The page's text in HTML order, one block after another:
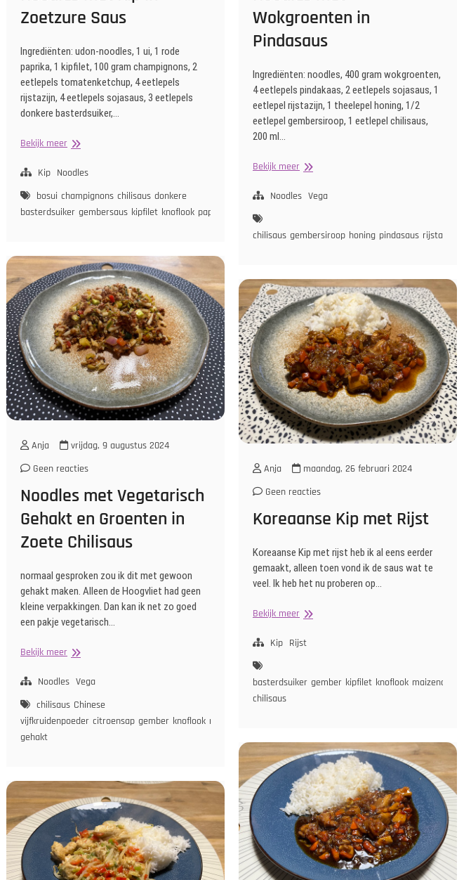
rijstazijn sesamolie sojasaus spitskool
Zoetzure Saus
Ingrediënten: udon-noodles, 1 ui, 1 rode
paprika, 1 kipfilet, 100 gram champignons, 2
eetlepels tomatenketchup, 4 eetlepels
rijstazijn, 4 eetlepels sojasaus, 3 eetlepels
donkere basterdsuiker,…
Bekijk meerNoodles
Kip
Zoetzure
Saus
Kip Noodles
bosui champignons chilisaus donkere
basterdsuiker gembersaus kipfilet knoflook paprika rijstazijn
Wokgroenten in
Pindasaus
Ingrediënten: noodles, 400 gram wokgroenten,
4 eetlepels pindakaas, 2 eetlepels sojasaus, 1
eetlepel rijstazijn, 1 theelepel honing, 1/2
eetlepel gembersiroop, 1 eetlepel chilisaus,
200 ml…
Bekijk meerNoodles
Wokgroenten
Noodles Vega
chilisaus gembersiroop honing pindasaus rijstazijn
sesamolie
Anja
vrijdag, 9 augustus 2024
Geen reacties
Noodles met Vegetarisch
Gehakt en Groenten in
Zoete Chilisaus
normaal gesproken zou ik dit met gewoon
gehakt maken. Alleen de Hoogvliet had geen
kleine verpakkingen. Dan kan ik net zo goed
een pakje vegetarisch…
Bekijk meerNoodles
Vegetarisch
en
Groenten
Noodles Vega
chilisaus Chinese
vijfkruidenpoeder citroensap gember knoflook rijstazijn
gehakt
Anja
maandag, 26 februari 2024
Geen reacties
Koreaanse Kip met Rijst
Koreaanse Kip met rijst heb ik al eens eerder
gemaakt, alleen toen vond ik de saus wat te
veel. Ik heb het nu proberen op…
Bekijk meerKoreaanse
met
Kip Rijst
basterdsuiker gember kipfilet knoflook maizena
chilisaus